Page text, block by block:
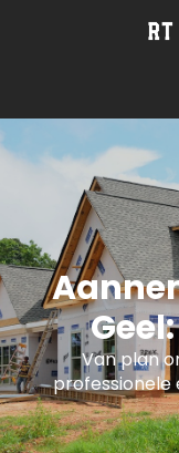
Van plan
professionele